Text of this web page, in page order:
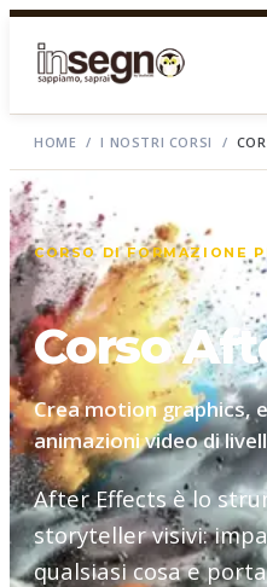
HOME / I NOSTRI CORSI /
CORSO DI FORMAZIONE
Corso
Crea motion graphics,
animazioni video di
After Effects è lo
storyteller visivi:
qualsiasi cosa e